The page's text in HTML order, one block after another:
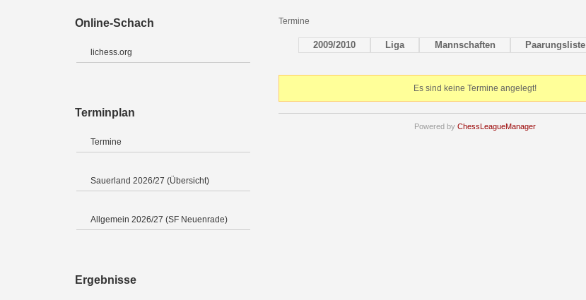
Online-Schach
lichess.org
Terminplan
Termine
Sauerland 2026/27 (Übersicht)
Allgemein 2026/27 (SF Neuenrade)
Ergebnisse
Termine
2009/2010 Liga Mannschaften Paarungsliste
Es sind keine Termine angelegt!
Powered by ChessLeagueManager